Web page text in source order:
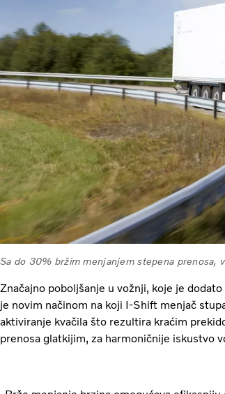
Sa do 30% bržim menjanjem stepena prenosa,
Značajno poboljšanje u vožnji, koje je
je novim načinom na koji I-Shift menjač
aktiviranje kvačila što rezultira kraćim
prenosa glatkijim, za harmoničnije iskustvo